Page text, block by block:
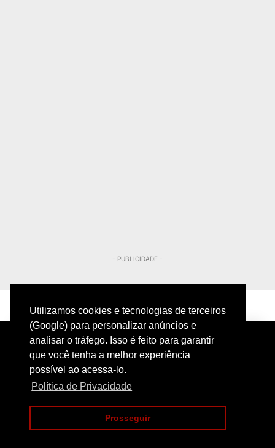
Utilizamos cookies e tecnologias de terceiros
(Google) para personalizar anúncios e
analisar o tráfego. Isso é feito para garantir
que você tenha a melhor experiência
possível ao acessa-lo.
Política de Privacidade
Prosseguir
- PUBLICIDADE -
PRIVACIDADE CONTATO
COPYRIGHT@2024 | POLICIAMENTO INTELIGENTE